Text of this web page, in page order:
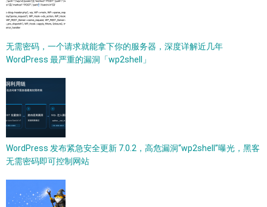
无需密码，一个请求就能拿下你的服务器，深度详解近几年
WordPress 最严重的漏洞「wp2shell」
WordPress 发布紧急安全更新 7.0.2，高危漏洞“wp2shell”曝光，黑客
无需密码即可控制网站